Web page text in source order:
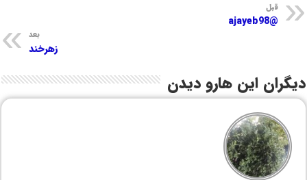
قبل
@ajayeb98
بعد
زهرخند
دیگران این هارو دیدن